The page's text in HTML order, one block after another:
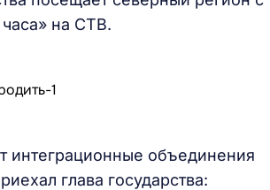
на СТВ.
интеграционные объединения
глава государства: